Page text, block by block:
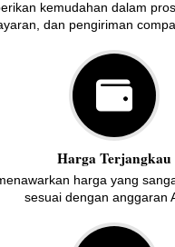
kemudahan dalam
dan pengiriman
Harga Terjangkau
harga yang
sesuai dengan anggaran